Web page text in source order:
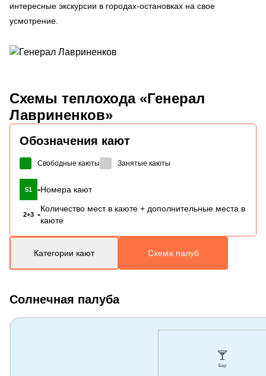
интересные экскурсии в городах-остановках на свое
усмотрение.
Схемы теплохода «Генерал
Лавриненков»
Обозначения кают
Свободные каюты Занятые каюты
51 -Номера кают
2+3 -
Количество мест в каюте + дополнительные места в
каюте
Категории кают Схема палуб
Солнечная палуба